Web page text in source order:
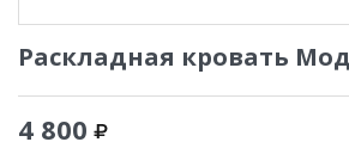
Раскладная кровать
4 800